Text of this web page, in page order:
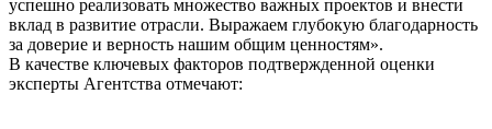
успешно реализовать множество важных проектов и внести
вклад в развитие отрасли. Выражаем глубокую благодарность
за доверие и верность нашим общим ценностям».
В качестве ключевых факторов подтвержденной оценки
эксперты Агентства отмечают: